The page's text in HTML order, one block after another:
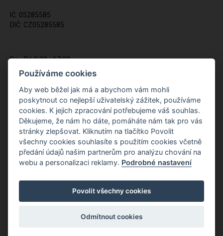
IČ: 05285585
DIČ: CZ05285585
Po - Pá 9:00 - 17:00
(12:00 - 12:30 pauza)
Napište nám kdykoliv!
info@apiso.cz
Copyright © Novy Web s.r.o. 2026
Používáme cookies
Aby web běžel jak má a abychom vám mohli
poskytnout co nejlepší uživatelský zážitek, používáme
cookies. K jejich zpracování potřebujeme váš souhlas.
Děkujeme, že nám ho dáte, pomáháte nám tak pro vás
stránky zlepšovat. Kliknutím na tlačítko Povolit
všechny cookies souhlasíte s použitím cookies včetně
předání údajů našim partnerům pro analýzu chování na
webu a personalizaci reklamy. Podrobné nastavení
Povolit všechny cookies
Odmítnout cookies